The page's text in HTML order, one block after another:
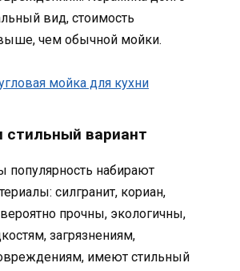
вид, стоимость
чем обычной мойки.
вариант
популярность набирают
силгранит, кориан,
прочны, экологичны,
загрязнениям,
имеют стильный